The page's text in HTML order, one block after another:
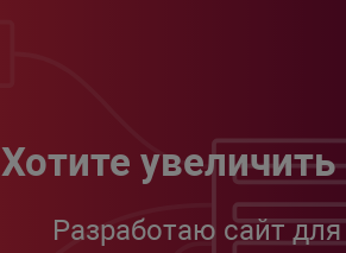
Хотите
Разработаю сайт